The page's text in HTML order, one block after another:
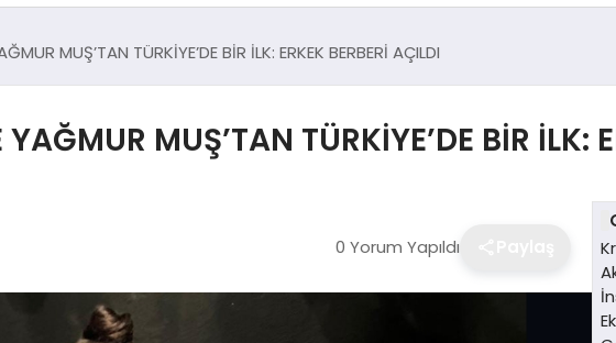
MUŞ’TAN TÜRKİYE’DE BİR İLK: ERKEK BERBERİ AÇILDI
MUŞ’TAN TÜRKİYE’DE BİR İLK:
0 Yorum Yapıldı